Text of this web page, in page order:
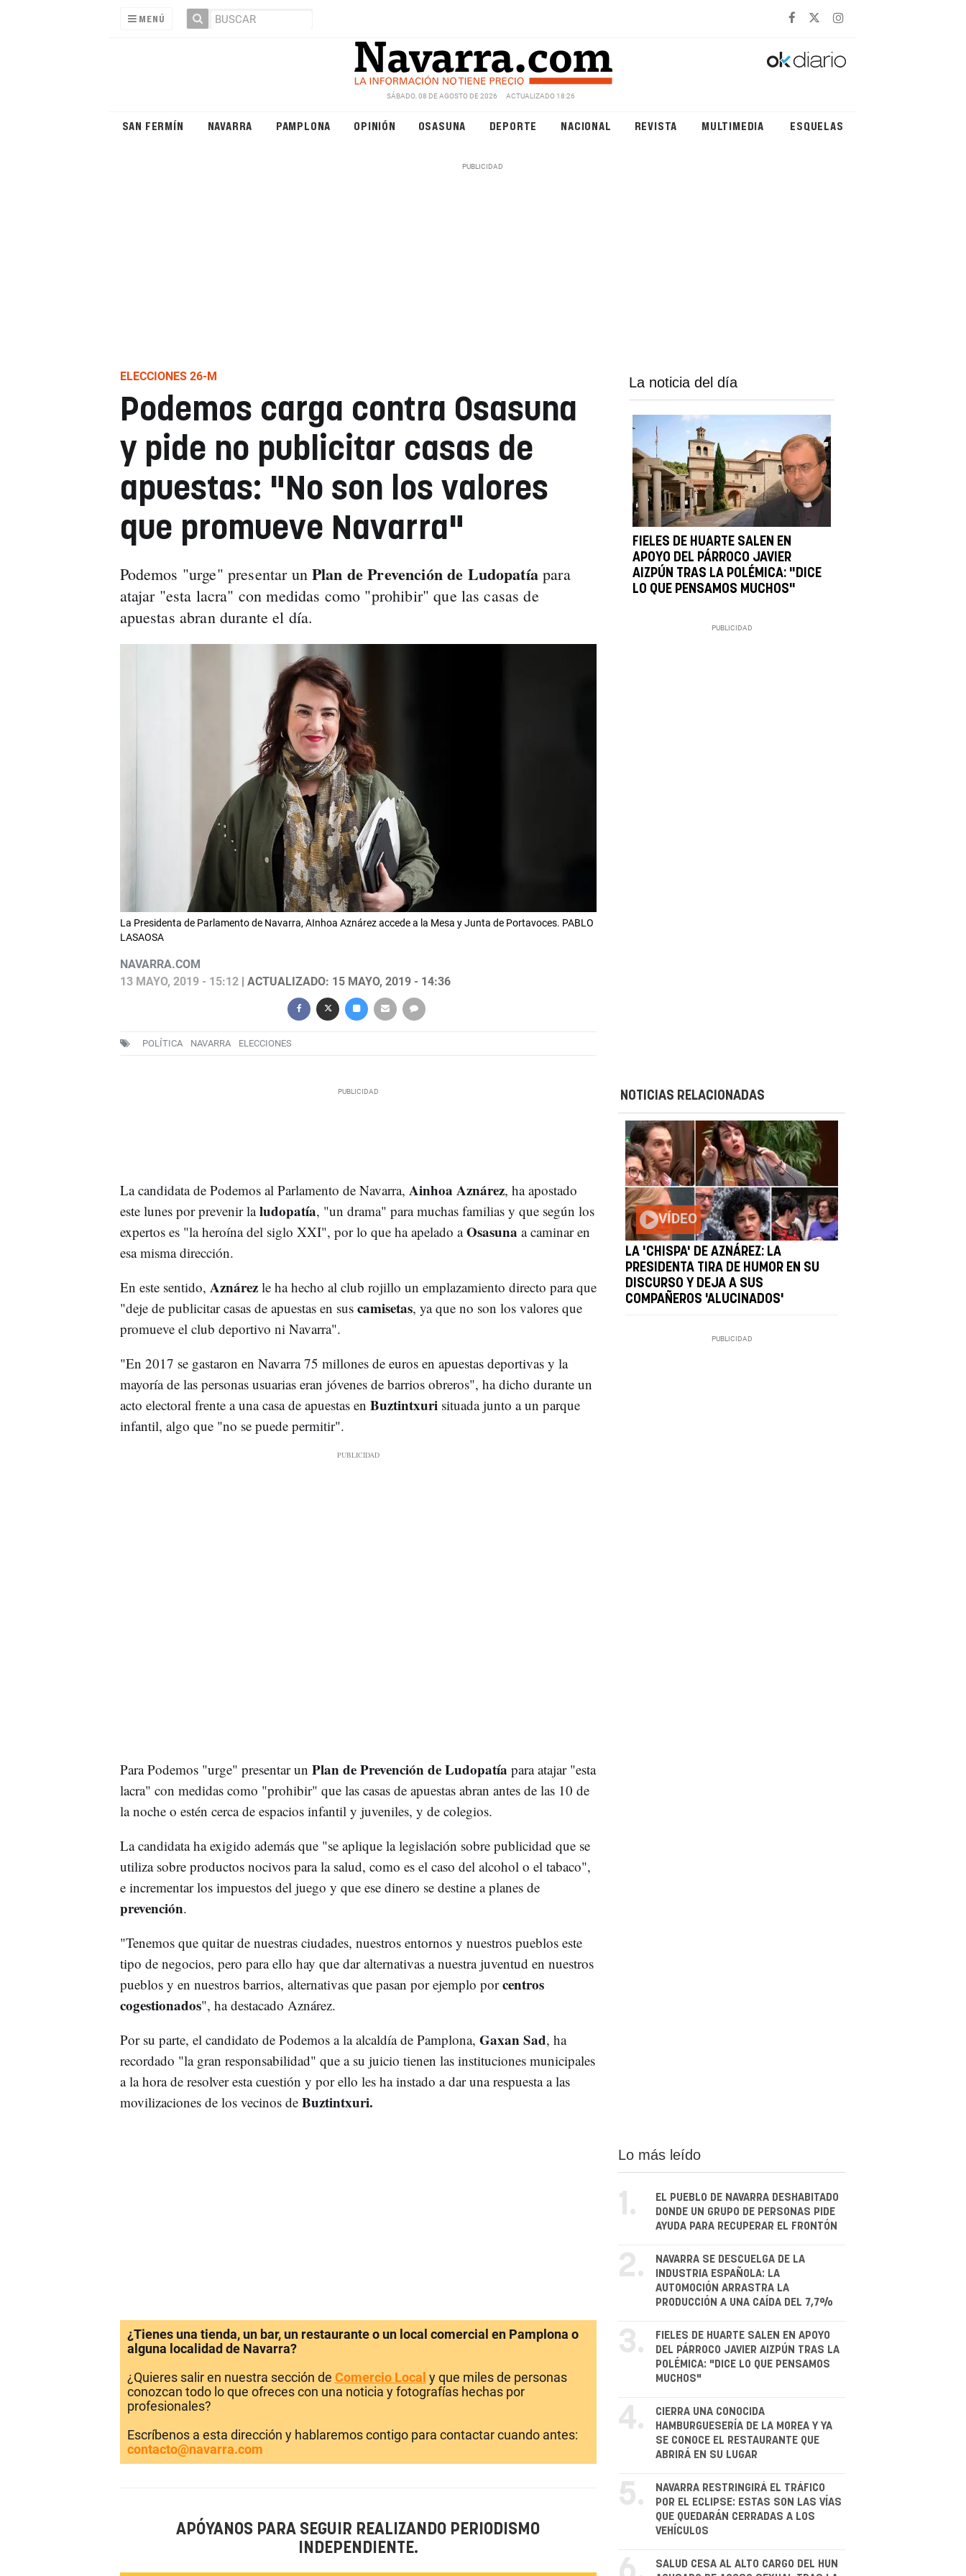
MENÚ
SÁBADO, 08 DE AGOSTO DE 2026 ACTUALIZADO 18:26
SAN FERMÍN NAVARRA PAMPLONA OPINIÓN OSASUNA DEPORTE NACIONAL REVISTA MULTIMEDIA ESQUELAS
ELECCIONES 26-M
Podemos carga contra Osasuna
y pide no publicitar casas de
apuestas: "No son los valores
que promueve Navarra"
Podemos "urge" presentar un Plan de Prevención de Ludopatíapara
atajar "esta lacra" con medidas como "prohibir" que las casas de
apuestas abran durante el día.
La Presidenta de Parlamento de Navarra, AInhoa Aznárez accede a la Mesa y Junta de Portavoces. PABLO
LASAOSA
NAVARRA.COM
13 MAYO, 2019 - 15:12| ACTUALIZADO: 15 MAYO, 2019 - 14:36
POLÍTICA NAVARRA ELECCIONES
La noticia del día
FIELES DE HUARTE SALEN EN
APOYO DEL PÁRROCO JAVIER
AIZPÚN TRAS LA POLÉMICA: "DICE
LO QUE PENSAMOS MUCHOS"
La candidata de Podemos al Parlamento de Navarra, Ainhoa Aznárez, ha apostado
este lunes por prevenir laludopatía, "un drama" para muchas familias y que según los
expertos es "la heroína del siglo XXI", por lo que ha apelado aOsasuna a caminar en
esa misma dirección.
En este sentido, Aznárezle ha hecho al club rojillo un emplazamiento directo para que
"deje de publicitar casas de apuestas en suscamisetas, ya que no son los valores que
promueve el club deportivo ni Navarra".
"En 2017 se gastaron en Navarra 75 millones de euros en apuestas deportivas y la
mayoría de las personas usuarias eran jóvenes de barrios obreros", ha dicho durante un
acto electoral frente a una casa de apuestas en Buztintxuri situada junto a un parque
infantil, algo que "no se puede permitir".
Para Podemos "urge" presentar un Plan de Prevención de Ludopatía para atajar "esta
lacra" con medidas como "prohibir" que las casas de apuestas abran antes de las 10 de
la noche o estén cerca de espacios infantil y juveniles, y de colegios.
La candidata ha exigido además que "se aplique la legislación sobre publicidad que se
utiliza sobre productos nocivos para la salud, como es el caso del alcohol o el tabaco",
e incrementar los impuestos del juego y que ese dinero se destine a planes de
prevención.
"Tenemos que quitar de nuestras ciudades, nuestros entornos y nuestros pueblos este
tipo de negocios, pero para ello hay que dar alternativas a nuestra juventud en nuestros
pueblos y en nuestros barrios, alternativas que pasan por ejemplo porcentros
cogestionados", ha destacado Aznárez.
Por su parte, el candidato de Podemos a la alcaldía de Pamplona, Gaxan Sad, ha
recordado "la gran responsabilidad" que a su juicio tienen las instituciones municipales
a la hora de resolver esta cuestión y por ello les ha instado a dar una respuesta a las
movilizaciones de los vecinos deBuztintxuri.
NOTICIAS RELACIONADAS
VÍDEO
LA 'CHISPA' DE AZNÁREZ: LA
PRESIDENTA TIRA DE HUMOR EN SU
DISCURSO Y DEJA A SUS
COMPAÑEROS 'ALUCINADOS'
¿Tienes una tienda, un bar, un restaurante o un local comercial en Pamplona o
alguna localidad de Navarra?
¿Quieres salir en nuestra sección de Comercio Local y que miles de personas
conozcan todo lo que ofreces con una noticia y fotografías hechas por
profesionales?
Escríbenos a esta dirección y hablaremos contigo para contactar cuando antes:
contacto@navarra.com
APÓYANOS PARA SEGUIR REALIZANDO PERIODISMO
INDEPENDIENTE.
Lo más leído
1.
EL PUEBLO DE NAVARRA DESHABITADO
DONDE UN GRUPO DE PERSONAS PIDE
AYUDA PARA RECUPERAR EL FRONTÓN
2.
NAVARRA SE DESCUELGA DE LA
INDUSTRIA ESPAÑOLA: LA
AUTOMOCIÓN ARRASTRA LA
PRODUCCIÓN A UNA CAÍDA DEL 7,7%
3.
FIELES DE HUARTE SALEN EN APOYO
DEL PÁRROCO JAVIER AIZPÚN TRAS LA
POLÉMICA: "DICE LO QUE PENSAMOS
MUCHOS"
4.
CIERRA UNA CONOCIDA
HAMBURGUESERÍA DE LA MOREA Y YA
SE CONOCE EL RESTAURANTE QUE
ABRIRÁ EN SU LUGAR
5.
NAVARRA RESTRINGIRÁ EL TRÁFICO
POR EL ECLIPSE: ESTAS SON LAS VÍAS
QUE QUEDARÁN CERRADAS A LOS
VEHÍCULOS
SALUD CESA AL ALTO CARGO DEL HUN